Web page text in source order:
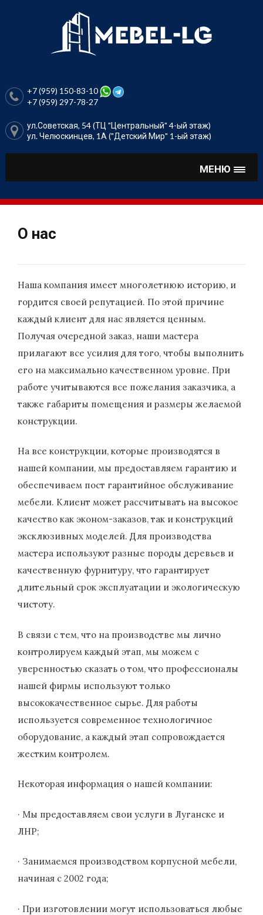
+7 (959) 150-83-10
+7 (959) 297-78-27
ул.Советская, 54 (ТЦ "Центральный" 4-ый этаж)
ул. Челюскинцев, 1А ("Детский Мир" 1-ый этаж)
МЕНЮ
О нас
Наша компания имеет многолетнюю историю, и
гордится своей репутацией. По этой причине
каждый клиент для нас является ценным.
Получая очередной заказ, наши мастера
прилагают все усилия для того, чтобы выполнить
его на максимально качественном уровне. При
работе учитываются все пожелания заказчика, а
также габариты помещения и размеры желаемой
конструкции.
На все конструкции, которые производятся в
нашей компании, мы предоставляем гарантию и
обеспечиваем пост гарантийное обслуживание
мебели. Клиент может рассчитывать на высокое
качество как эконом-заказов, так и конструкций
эксклюзивных моделей. Для производства
мастера используют разные породы деревьев и
качественную фурнитуру, что гарантирует
длительный срок эксплуатации и экологическую
чистоту.
В связи с тем, что на производстве мы лично
контролируем каждый этап, мы можем с
уверенностью сказать о том, что профессионалы
нашей фирмы используют только
высококачественное сырье. Для работы
используется современное технологичное
оборудование, а каждый этап сопровождается
жестким контролем.
Некоторая информация о нашей компании:
· Мы предоставляем свои услуги в Луганске и
ЛНР;
· Занимаемся производством корпусной мебели,
начиная с 2002 года;
· При изготовлении могут использоваться любые